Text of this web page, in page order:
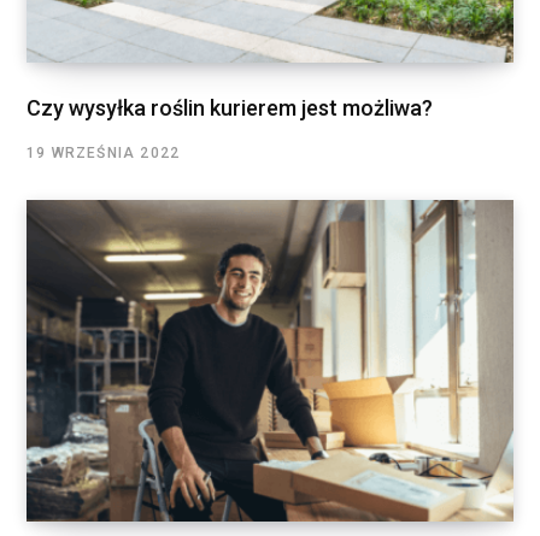
Czy wysyłka roślin kurierem jest możliwa?
19 WRZEŚNIA 2022